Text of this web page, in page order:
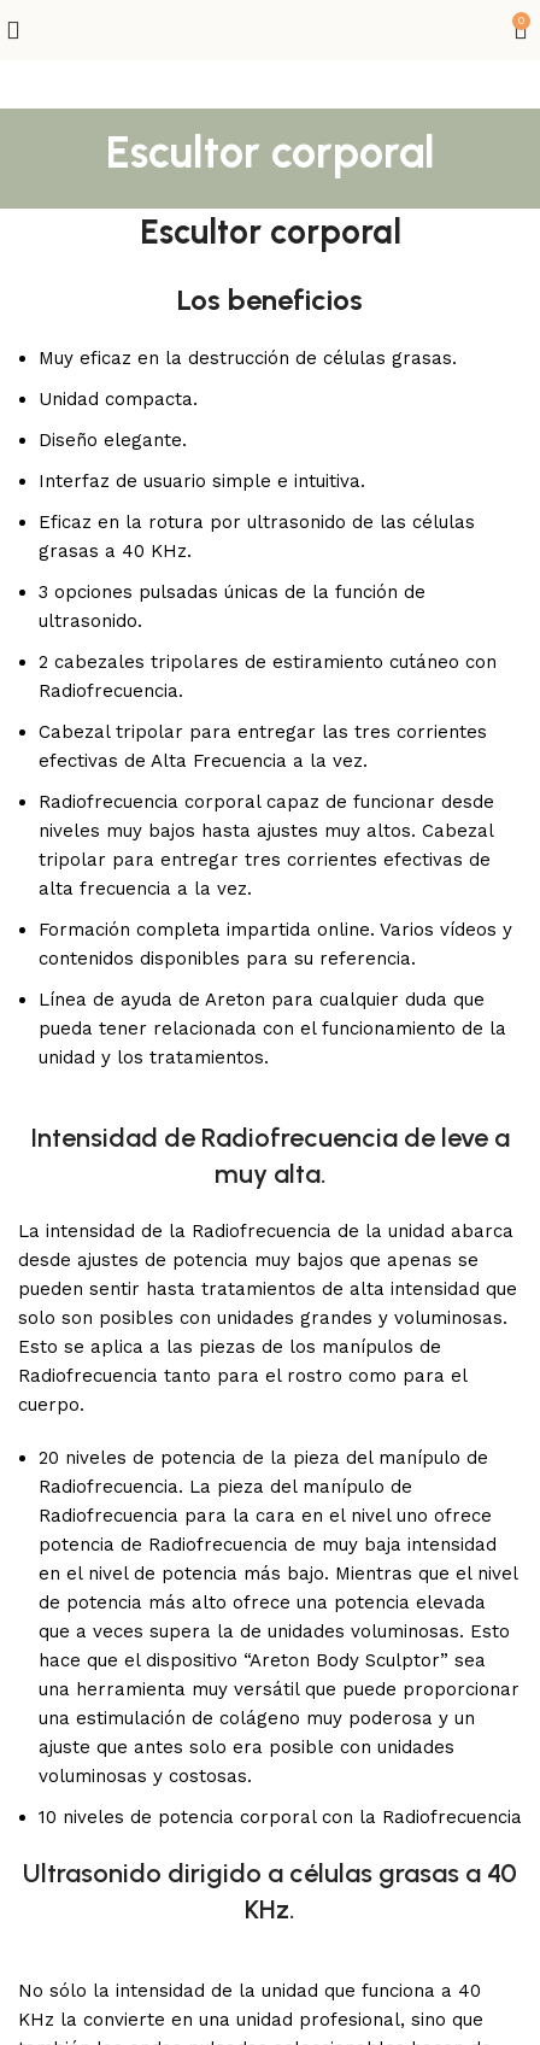
0
Escultor corporal
Escultor corporal
Los beneficios
Muy eficaz en la destrucción de células grasas.
Unidad compacta.
Diseño elegante.
Interfaz de usuario simple e intuitiva.
Eficaz en la rotura por ultrasonido de las células
grasas a 40 KHz.
3 opciones pulsadas únicas de la función de
ultrasonido.
2 cabezales tripolares de estiramiento cutáneo con
Radiofrecuencia.
Cabezal tripolar para entregar las tres corrientes
efectivas de Alta Frecuencia a la vez.
Radiofrecuencia corporal capaz de funcionar desde
niveles muy bajos hasta ajustes muy altos. Cabezal
tripolar para entregar tres corrientes efectivas de
alta frecuencia a la vez.
Formación completa impartida online. Varios vídeos y
contenidos disponibles para su referencia.
Línea de ayuda de Areton para cualquier duda que
pueda tener relacionada con el funcionamiento de la
unidad y los tratamientos.
Intensidad de Radiofrecuencia de leve a
muy alta.
La intensidad de la Radiofrecuencia de la unidad abarca
desde ajustes de potencia muy bajos que apenas se
pueden sentir hasta tratamientos de alta intensidad que
solo son posibles con unidades grandes y voluminosas.
Esto se aplica a las piezas de los manípulos de
Radiofrecuencia tanto para el rostro como para el
cuerpo.
20 niveles de potencia de la pieza del manípulo de
Radiofrecuencia. La pieza del manípulo de
Radiofrecuencia para la cara en el nivel uno ofrece
potencia de Radiofrecuencia de muy baja intensidad
en el nivel de potencia más bajo. Mientras que el nivel
de potencia más alto ofrece una potencia elevada
que a veces supera la de unidades voluminosas. Esto
hace que el dispositivo “Areton Body Sculptor” sea
una herramienta muy versátil que puede proporcionar
una estimulación de colágeno muy poderosa y un
ajuste que antes solo era posible con unidades
voluminosas y costosas.
10 niveles de potencia corporal con la Radiofrecuencia
Ultrasonido dirigido a células grasas a 40
KHz.
No sólo la intensidad de la unidad que funciona a 40
KHz la convierte en una unidad profesional, sino que